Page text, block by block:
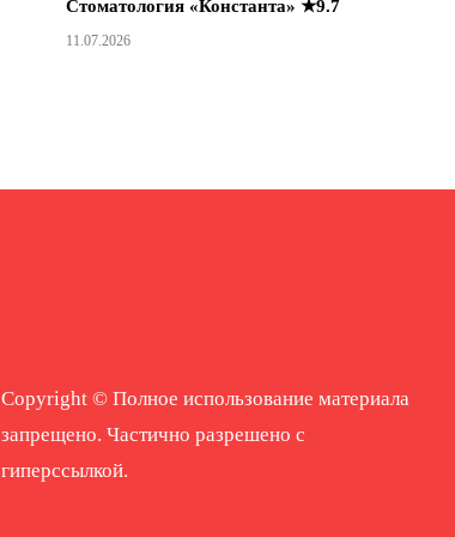
Стоматология «Константа» ★9.7
11.07.2026
Copyright © Полное использование материала
запрещено. Частично разрешено с
гиперссылкой.